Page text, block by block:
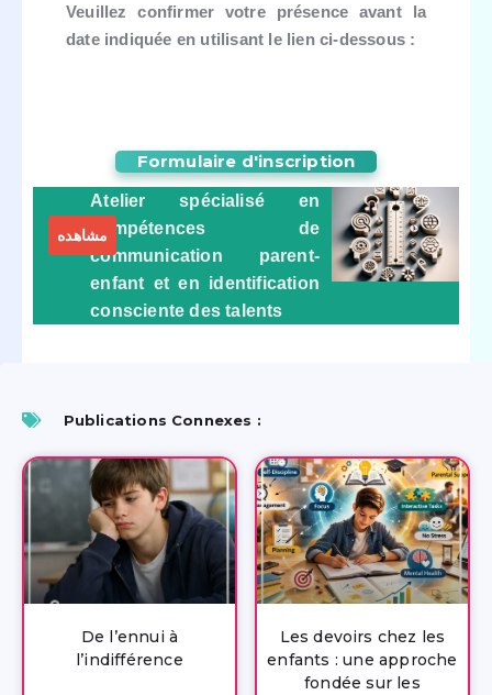
Veuillez confirmer votre présence avant la
date indiquée en utilisant le lien ci-dessous :
Formulaire d'inscription
Atelier spécialisé en
compétences de
communication parent-
enfant et en identification
consciente des talents
مشاهده
Publications Connexes :​
De l’ennui à
l’indifférence
Les devoirs chez les
enfants : une approche
fondée sur les